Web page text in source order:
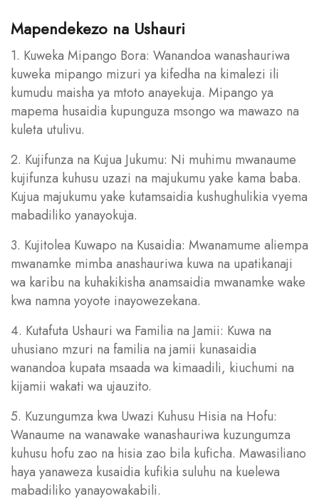
Mapendekezo na Ushauri
1. Kuweka Mipango Bora: Wanandoa wanashauriwa
kuweka mipango mizuri ya kifedha na kimalezi ili
kumudu maisha ya mtoto anayekuja. Mipango ya
mapema husaidia kupunguza msongo wa mawazo na
kuleta utulivu.
2. Kujifunza na Kujua Jukumu: Ni muhimu mwanaume
kujifunza kuhusu uzazi na majukumu yake kama baba.
Kujua majukumu yake kutamsaidia kushughulikia vyema
mabadiliko yanayokuja.
3. Kujitolea Kuwapo na Kusaidia: Mwanamume aliempa
mwanamke mimba anashauriwa kuwa na upatikanaji
wa karibu na kuhakikisha anamsaidia mwanamke wake
kwa namna yoyote inayowezekana.
4. Kutafuta Ushauri wa Familia na Jamii: Kuwa na
uhusiano mzuri na familia na jamii kunasaidia
wanandoa kupata msaada wa kimaadili, kiuchumi na
kijamii wakati wa ujauzito.
5. Kuzungumza kwa Uwazi Kuhusu Hisia na Hofu:
Wanaume na wanawake wanashauriwa kuzungumza
kuhusu hofu zao na hisia zao bila kuficha. Mawasiliano
haya yanaweza kusaidia kufikia suluhu na kuelewa
mabadiliko yanayowakabili.